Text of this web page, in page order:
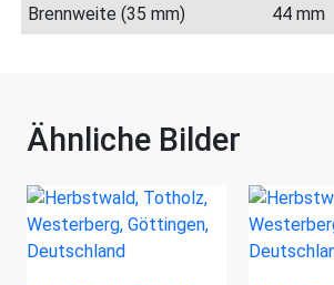
Brennweite (35 mm)
44 mm
Ähnliche Bilder